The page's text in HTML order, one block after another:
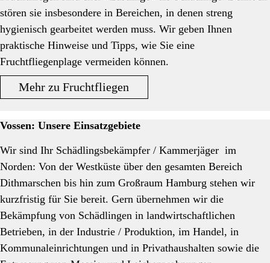
stören sie insbesondere in Bereichen, in denen streng
hygienisch gearbeitet werden muss. Wir geben Ihnen
praktische Hinweise und Tipps, wie Sie eine
Fruchtfliegenplage vermeiden können.
Mehr zu Fruchtfliegen
Vossen: Unsere Einsatzgebiete
Wir sind Ihr Schädlingsbekämpfer / Kammerjäger im
Norden: Von der Westküste über den gesamten Bereich
Dithmarschen bis hin zum Großraum Hamburg stehen wir
kurzfristig für Sie bereit. Gern übernehmen wir die
Bekämpfung von Schädlingen in landwirtschaftlichen
Betrieben, in der Industrie / Produktion, im Handel, in
Kommunaleinrichtungen und in Privathaushalten sowie die